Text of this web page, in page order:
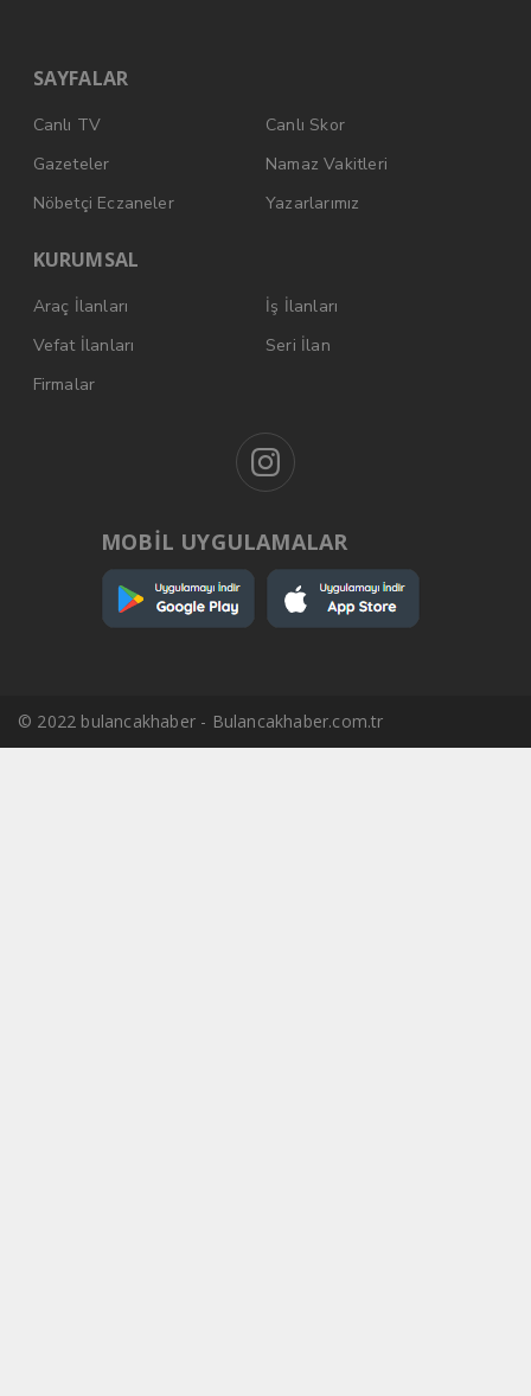
SAYFALAR
Canlı TV
Canlı Skor
Gazeteler
Namaz Vakitleri
Nöbetçi Eczaneler
Yazarlarımız
KURUMSAL
Araç İlanları
İş İlanları
Vefat İlanları
Seri İlan
Firmalar
MOBİL UYGULAMALAR
© 2022 bulancakhaber - Bulancakhaber.com.tr